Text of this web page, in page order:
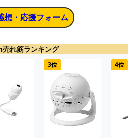
想・応援フォーム
れ筋ランキング
3位 4位